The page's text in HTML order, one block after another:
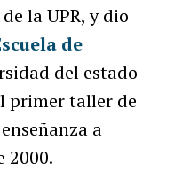
la UPR, y dio
de
del estado
primer taller de
a
2000.